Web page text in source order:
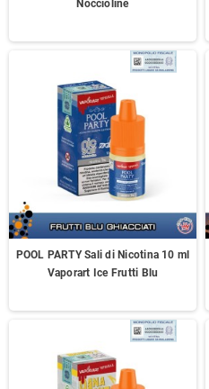
Noccioline
POOL PARTY Sali di Nicotina 10 ml
Vaporart Ice Frutti Blu